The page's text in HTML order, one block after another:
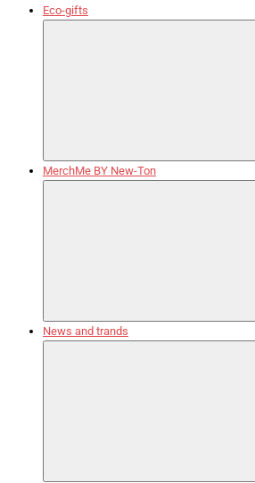
Eco-gifts
MerchMe BY New-Ton
News and trands